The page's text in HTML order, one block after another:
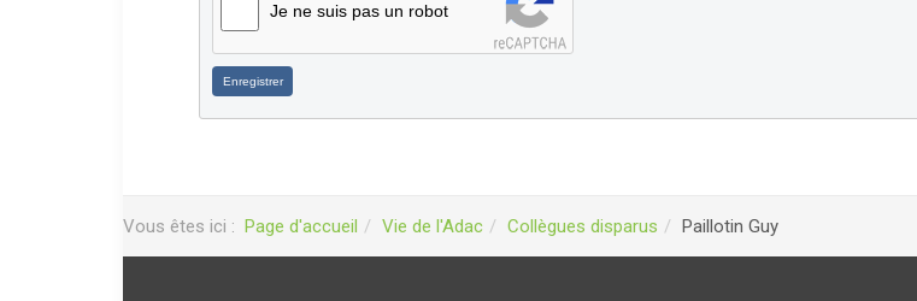
Je ne suis pas un robot
Enregistrer
Vous êtes ici : Page d'accueil Vie de l'Adac Collègues disparus Paillotin Guy